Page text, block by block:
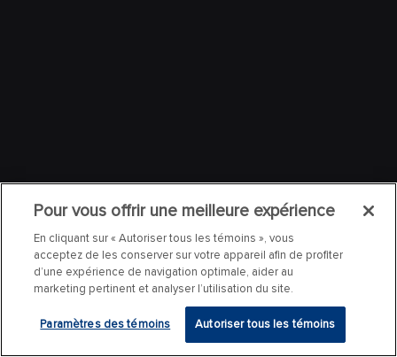
Pour vous offrir une meilleure expérience
En cliquant sur « Autoriser tous les témoins », vous
acceptez de les conserver sur votre appareil afin de profiter
d’une expérience de navigation optimale, aider au
marketing pertinent et analyser l’utilisation du site.
Paramètres des témoins Autoriser tous les témoins